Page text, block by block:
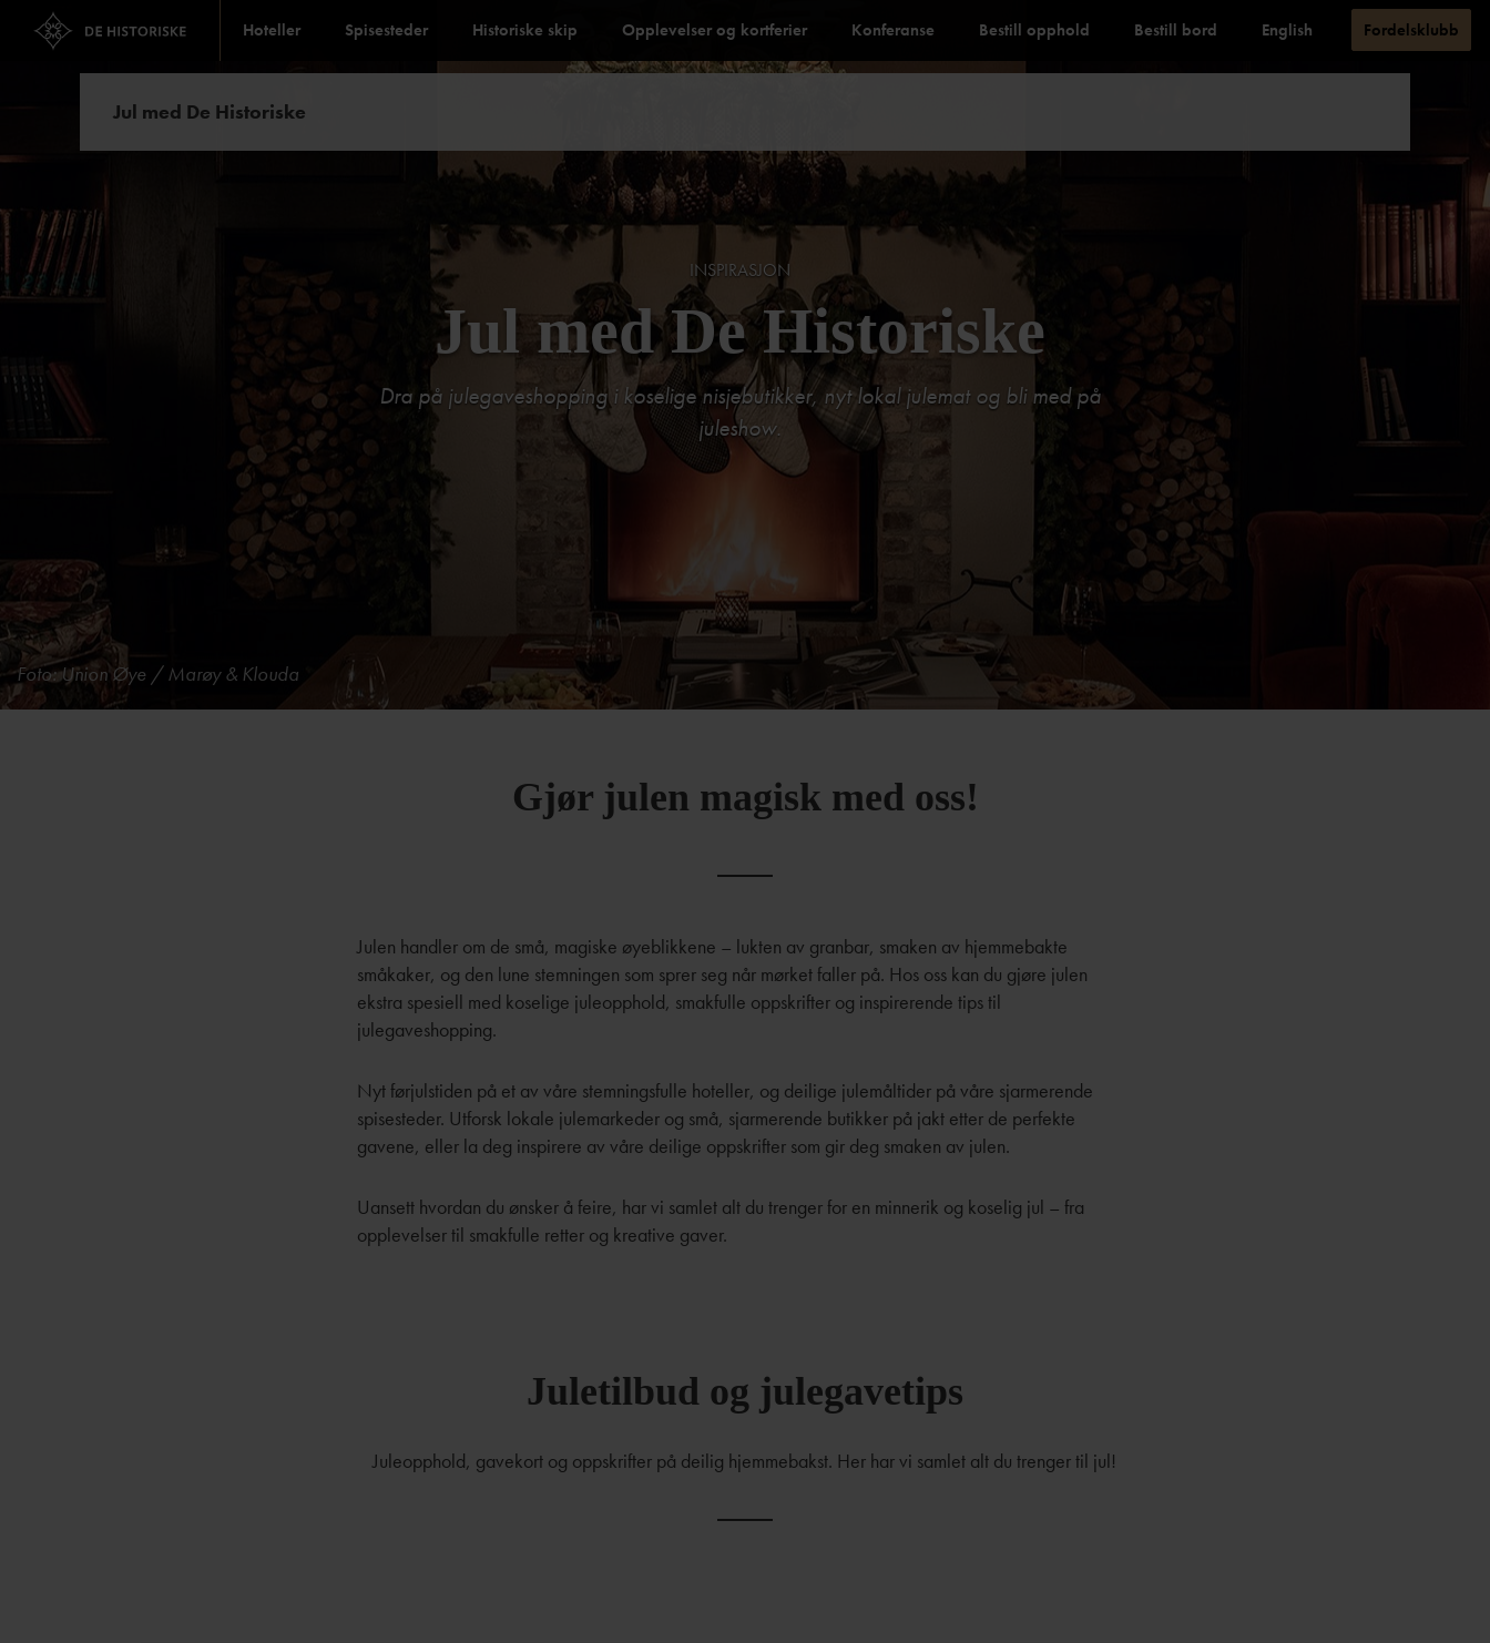
Hoteller Spisesteder Historiske skip Opplevelser og kortferier Konferanse Bestill opphold Bestill bord English Fordelsklubb
Foto: Union Øye / Marøy & Klouda
Jul med De Historiske
INSPIRASJON
Jul med De Historiske
Dra på julegaveshopping i koselige nisjebutikker, nyt lokal julemat og bli med på
juleshow.
Gjør julen magisk med oss!
Julen handler om de små, magiske øyeblikkene – lukten av granbar, smaken av hjemmebakte
småkaker, og den lune stemningen som sprer seg når mørket faller på. Hos oss kan du gjøre julen
ekstra spesiell med koselige juleopphold, smakfulle oppskrifter og inspirerende tips til
julegaveshopping.
Nyt førjulstiden på et av våre stemningsfulle hoteller, og deilige julemåltider på våre sjarmerende
spisesteder. Utforsk lokale julemarkeder og små, sjarmerende butikker på jakt etter de perfekte
gavene, eller la deg inspirere av våre deilige oppskrifter som gir deg smaken av julen.
Uansett hvordan du ønsker å feire, har vi samlet alt du trenger for en minnerik og koselig jul – fra
opplevelser til smakfulle retter og kreative gaver.
Juletilbud og julegavetips
Juleopphold, gavekort og oppskrifter på deilig hjemmebakst. Her har vi samlet alt du trenger til jul!